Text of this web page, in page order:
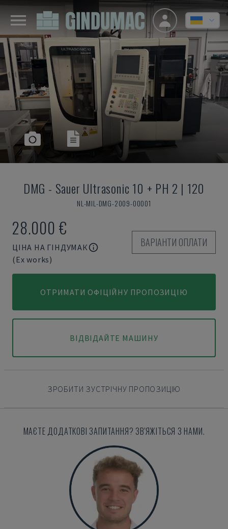
DMG - Sauer Ultrasonic 10 + PH 2 | 120
NL-MIL-DMG-2009-00001
28.000 €
ЦІНА НА ГІНДУМАК
(Ex works)
ВАРІАНТИ ОПЛАТИ
ОТРИМАТИ ОФІЦІЙНУ ПРОПОЗИЦІЮ
ВІДВІДАЙТЕ МАШИНУ
ЗРОБИТИ ЗУСТРІЧНУ ПРОПОЗИЦІЮ
МАЄТЕ ДОДАТКОВІ ЗАПИТАННЯ? ЗВ'ЯЖІТЬСЯ З НАМИ.